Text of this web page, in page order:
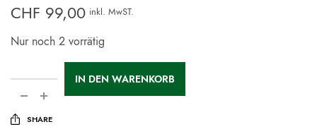
CHF 99,00 inkl. MwST.
Nur noch 2 vorrätig
IN DEN WARENKORB
SHARE